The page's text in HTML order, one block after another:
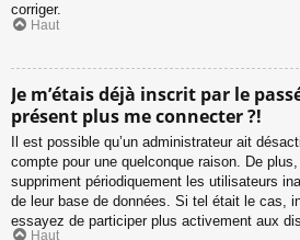
corriger.
Haut
Je m’étais déjà inscrit par le
présent plus me connecter ?!
Il est possible qu’un administrateur ait
compte pour une quelconque raison. De
suppriment périodiquement les utilisateurs
de leur base de données. Si tel était le cas,
essayez de participer plus activement aux
Haut